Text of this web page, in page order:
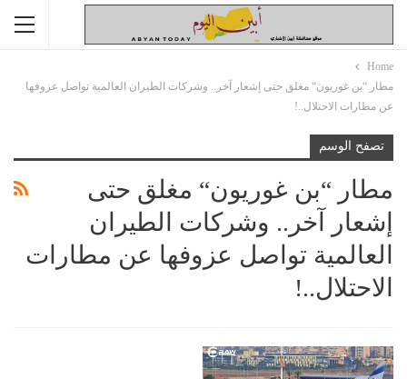
Home
مطار “بن غوريون“ مغلق حتى إشعار آخر.. وشركات الطيران العالمية تواصل عزوفها
عن مطارات الاحتلال..!
تصفح الوسم
مطار “بن غوريون“ مغلق حتى
إشعار آخر.. وشركات الطيران
العالمية تواصل عزوفها عن مطارات
الاحتلال..!